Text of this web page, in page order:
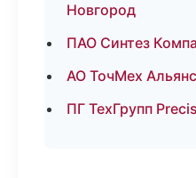
Новгород
ПАО Синтез
АО ТочМех
ПГ ТехГрупп